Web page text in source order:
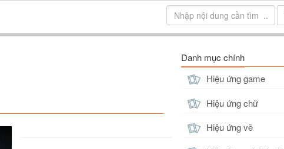
Danh mục chính
Hiệu ứng game
Hiệu ứng chữ
Hiệu ứng vẽ